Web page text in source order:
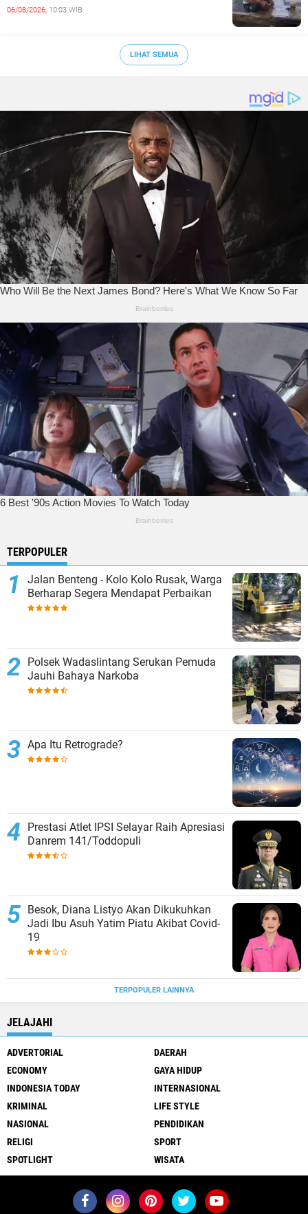
06/08/2026, 10:03 WIB
LIHAT SEMUA
TERPOPULER
Jalan Benteng - Kolo Kolo Rusak, Warga
Berharap Segera Mendapat Perbaikan
Polsek Wadaslintang Serukan Pemuda
Jauhi Bahaya Narkoba
Apa Itu Retrograde?
Prestasi Atlet IPSI Selayar Raih Apresiasi
Danrem 141/Toddopuli
Besok, Diana Listyo Akan Dikukuhkan
Jadi Ibu Asuh Yatim Piatu Akibat Covid-
19
TERPOPULER LAINNYA
JELAJAHI
ADVERTORIAL
DAERAH
ECONOMY
GAYA HIDUP
INDONESIA TODAY
INTERNASIONAL
KRIMINAL
LIFE STYLE
NASIONAL
PENDIDIKAN
RELIGI
SPORT
SPOTLIGHT
WISATA